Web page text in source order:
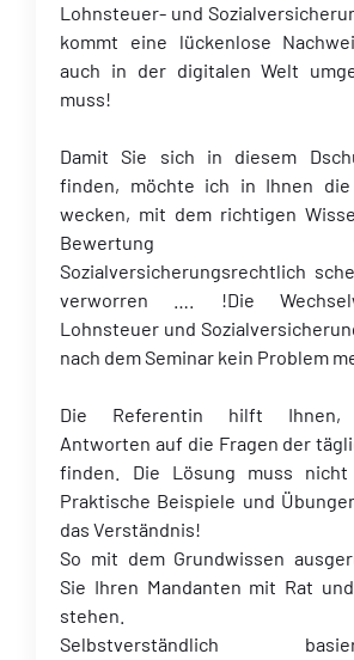
Lohnsteuer- und
kommt eine lückenlose
auch in der digitalen Welt
muss!
Damit Sie sich in diesem
finden, möchte ich in Ihnen die
wecken, mit dem richtigen
Bewertung
Sozialversicherungsrechtlich
verworren …. !Die
Lohnsteuer und
nach dem Seminar kein Problem
Die Referentin hilft Ihnen,
Antworten auf die Fragen der
finden. Die Lösung muss
Praktische Beispiele und
das Verständnis!
So mit dem Grundwissen
Sie Ihren Mandanten mit Rat
stehen.
Selbstverständlich